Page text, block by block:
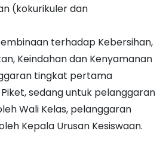
(kokurikuler dan
terhadap Kebersihan,
Keindahan dan Kenyamanan
tingkat pertama
sedang untuk pelanggaran
Wali Kelas, pelanggaran
Kepala Urusan Kesiswaan.